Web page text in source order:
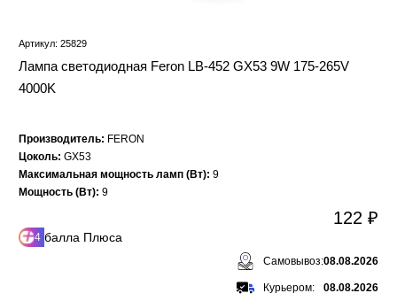
Артикул: 25829
Лампа светодиодная Feron LB-452 GX53 9W 175-265V
4000K
Производитель: FERON
Цоколь: GX53
Максимальная мощность ламп (Вт): 9
Мощность (Вт): 9
4 балла Плюса
122 ₽
Самовывоз:08.08.2026
Курьером: 08.08.2026